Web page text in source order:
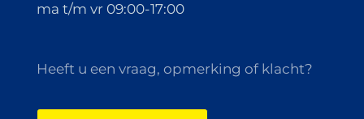
ma t/m vr 09:00-17:00
Heeft u een vraag, opmerking of klacht?